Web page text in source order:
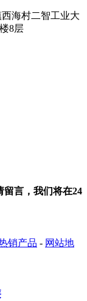
海村二智工业大
8层
留言，我们将在24
销产品 - 网站地